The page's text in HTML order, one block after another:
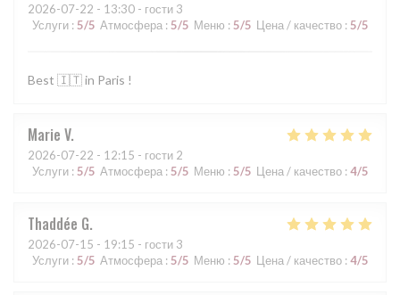
2026-07-22 - 13:30 - гости 3
Услуги : 5/5 Атмосфера : 5/5 Меню : 5/5 Цена / качество : 5/5
Best 🇮🇹 in Paris !
Marie V
2026-07-22 - 12:15 - гости 2
Услуги : 5/5 Атмосфера : 5/5 Меню : 5/5 Цена / качество : 4/5
Thaddée G
2026-07-15 - 19:15 - гости 3
Услуги : 5/5 Атмосфера : 5/5 Меню : 5/5 Цена / качество : 4/5